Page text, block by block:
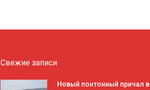
Свежие записи
Новый понтонный причал в